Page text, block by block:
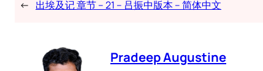
← 出埃及记 章节 – 21 – 吕振中版本 – 简体中文
Pradeep Augustine